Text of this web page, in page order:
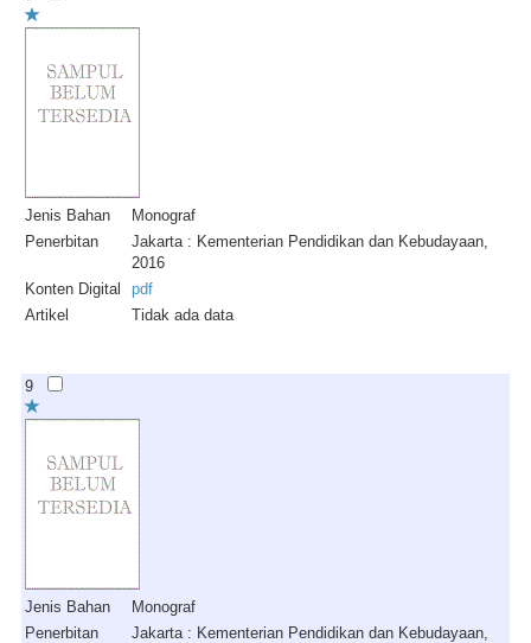
Jenis Bahan
Monograf
Penerbitan
Jakarta : Kementerian Pendidikan dan Kebudayaan,
2016
Konten Digital
pdf
Artikel
Tidak ada data
9
Jenis Bahan
Monograf
Penerbitan
Jakarta : Kementerian Pendidikan dan Kebudayaan,